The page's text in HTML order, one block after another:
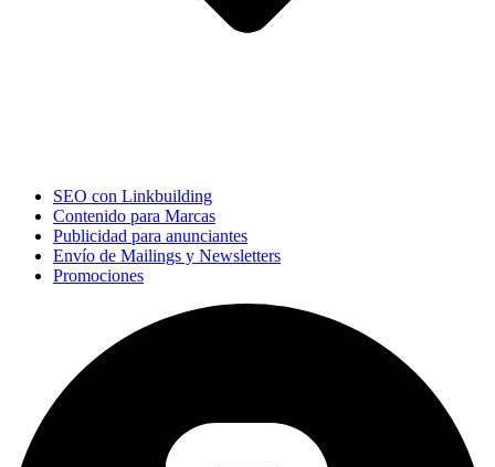
SEO con Linkbuilding
Contenido para Marcas
Publicidad para anunciantes
Envío de Mailings y Newsletters
Promociones